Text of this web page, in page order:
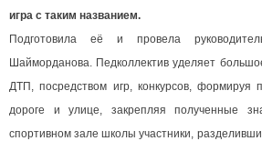
игра с таким названием.
Подготовила её и провела
Шайморданова. Педколлектив уделяет
ДТП, посредством игр, конкурсов, формируя
дороге и улице, закрепляя полученные
спортивном зале школы участники,